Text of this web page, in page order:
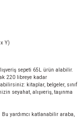
Y)
sepeti 65L ürün alabilir.
220 libreye kadar
kitaplar, belgeler, sınıf
seyahat, alışveriş, taşınma
Bu yardımcı katlanabilir araba,